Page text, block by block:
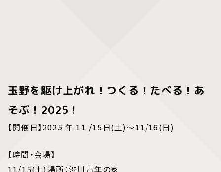
玉野を駆け上がれ！つくる！たべる！あ
そぶ！2025！
【開催日】2025 年 11 /15日(土)～11/16(日)
【時間・会場】
11/15(土)場所：渋川青年の家